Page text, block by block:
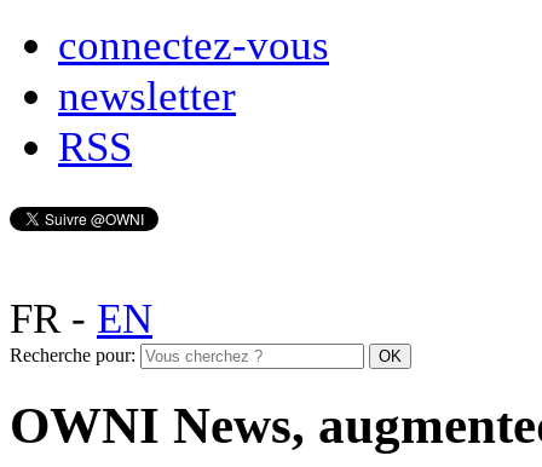
connectez-vous
newsletter
RSS
FR- EN
Recherche pour:
OWNI News,